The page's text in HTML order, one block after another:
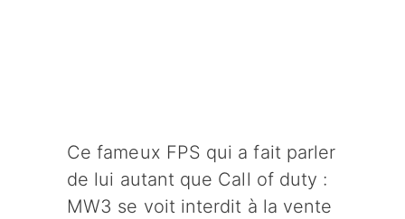
Ce fameux FPS qui a fait parler
de lui autant que Call of duty :
MW3 se voit interdit à la vente